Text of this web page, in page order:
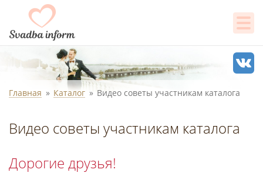
Главная Каталог Видео советы участникам каталога
Видео советы участникам каталога
Дорогие друзья!